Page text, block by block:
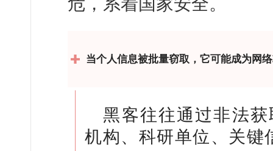
当个人信息被批量窃取，它可能成为网
黑客往往通过非法
机构、科研单位、关键